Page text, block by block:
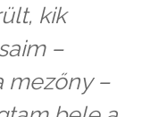
kik
–
mezőny –